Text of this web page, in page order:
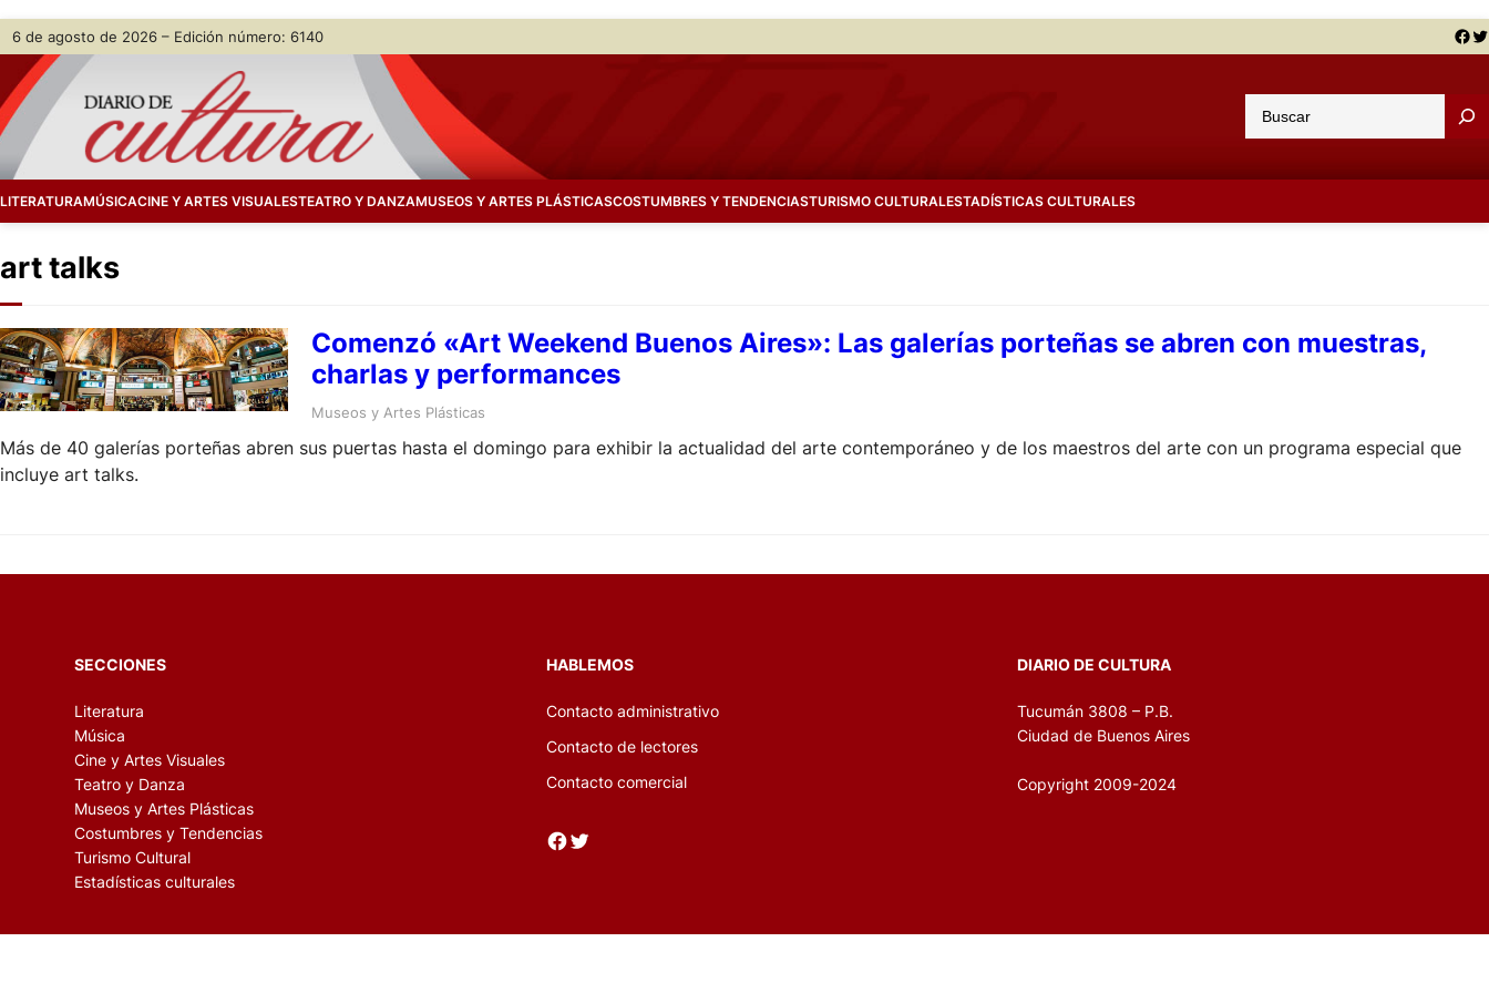
Skip
content
6 de agosto de 2026 – Edición número: 6140 Facebook Twitter
u
a
LITERATURAMÚSICACINE Y ARTES VISUALESTEATRO Y DANZAMUSEOS Y ARTES PLÁSTICASCOSTUMBRES Y TENDENCIASTURISMO CULTURALESTADÍSTICAS CULTURALES
art talks
Comenzó «Art Weekend Buenos Aires»: Las galerías porteñas se abren con muestras,
charlas y performances
Museos y Artes Plásticas
Más de 40 galerías porteñas abren sus puertas hasta el domingo para exhibir la actualidad del arte contemporáneo y de los maestros del arte con un programa especial que
incluye art talks.
SECCIONES
Literatura
Música
Cine y Artes Visuales
Teatro y Danza
Museos y Artes Plásticas
Costumbres y Tendencias
Turismo Cultural
Estadísticas culturales
HABLEMOS
Contacto administrativo
Contacto de lectores
Contacto comercial
Facebook Twitter
DIARIO DE CULTURA
Tucumán 3808 – P.B.
Ciudad de Buenos Aires
Copyright 2009-2024